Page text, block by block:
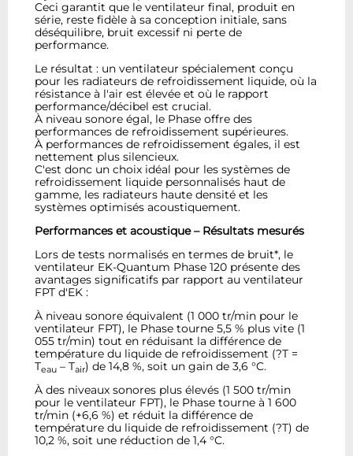
Ceci garantit que le ventilateur final, produit en
série, reste fidèle à sa conception initiale, sans
déséquilibre, bruit excessif ni perte de
performance.
Le résultat : un ventilateur spécialement conçu
pour les radiateurs de refroidissement liquide, où la
résistance à l'air est élevée et où le rapport
performance/décibel est crucial.
À niveau sonore égal, le Phase offre des
performances de refroidissement supérieures.
À performances de refroidissement égales, il est
nettement plus silencieux.
C'est donc un choix idéal pour les systèmes de
refroidissement liquide personnalisés haut de
gamme, les radiateurs haute densité et les
systèmes optimisés acoustiquement.
Performances et acoustique – Résultats mesurés
Lors de tests normalisés en termes de bruit*, le
ventilateur EK-Quantum Phase 120 présente des
avantages significatifs par rapport au ventilateur
FPT d'EK :
À niveau sonore équivalent (1 000 tr/min pour le
ventilateur FPT), le Phase tourne 5,5 % plus vite (1
055 tr/min) tout en réduisant la différence de
température du liquide de refroidissement (?T =
Teau – Tair) de 14,8 %, soit un gain de 3,6 °C.
À des niveaux sonores plus élevés (1 500 tr/min
pour le ventilateur FPT), le Phase tourne à 1 600
tr/min (+6,6 %) et réduit la différence de
température du liquide de refroidissement (?T) de
10,2 %, soit une réduction de 1,4 °C.